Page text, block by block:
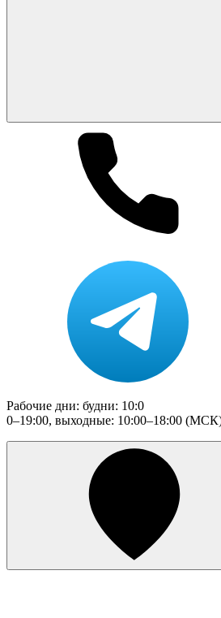
Рабочие дни: будни: 10:0
0–19:00, выходные: 10:00–18:00